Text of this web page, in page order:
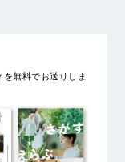
無料でお送りしま